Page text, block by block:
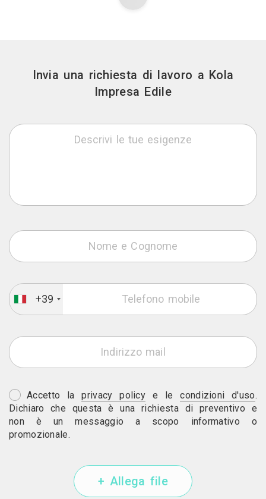
Invia una richiesta di lavoro a Kola
Impresa Edile
+39
Accetto laprivacy policy e lecondizioni d'uso.
Dichiaro che questa è una richiesta di preventivo e
non è un messaggio a scopo informativo o
promozionale.
+ Allega file